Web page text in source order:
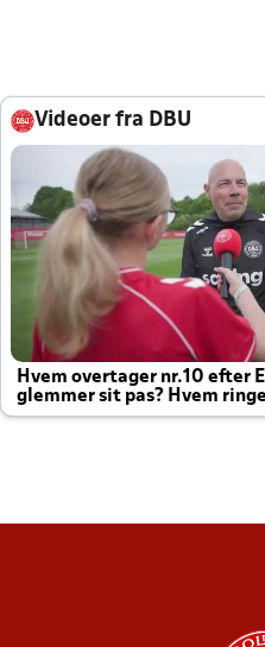
Videoer fra DBU
Hvem overtager nr.10 efter
glemmer sit pas? Hvem
altid til efter kampe?